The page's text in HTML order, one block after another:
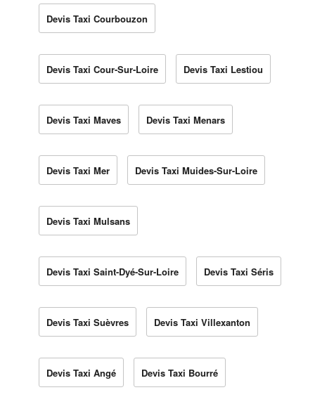
Devis Taxi Courbouzon
Devis Taxi Cour-Sur-Loire Devis Taxi Lestiou
Devis Taxi Maves Devis Taxi Menars
Devis Taxi Mer Devis Taxi Muides-Sur-Loire
Devis Taxi Mulsans
Devis Taxi Saint-Dyé-Sur-Loire Devis Taxi Séris
Devis Taxi Suèvres Devis Taxi Villexanton
Devis Taxi Angé Devis Taxi Bourré